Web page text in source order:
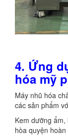
4. Ứng
hóa mỹ
Máy nhũ hóa
các sản phẩm
Kem dưỡng
hòa quyện